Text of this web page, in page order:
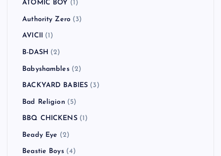
ATOMIC BOY (1)
Authority Zero (3)
AVICII (1)
B-DASH (2)
Babyshambles(2)
BACKYARD BABIES (3)
Bad Religion (5)
BBQ CHICKENS(1)
Beady Eye (2)
Beastie Boys(4)